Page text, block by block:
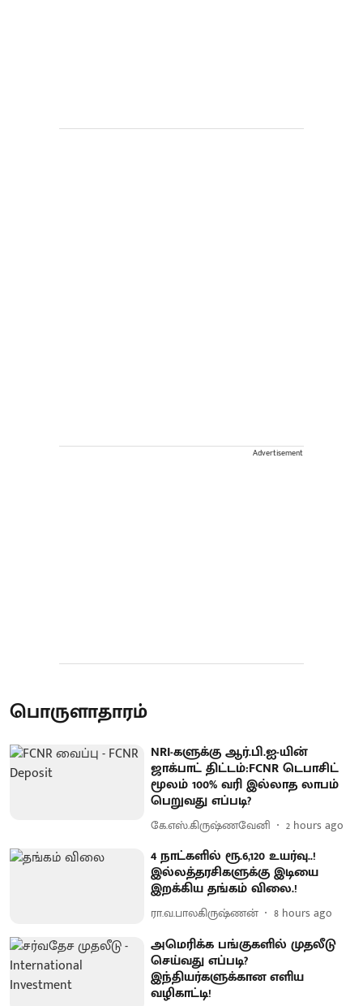
Advertisement
பொருளாதாரம்
NRI-களுக்கு ஆர்.பி.ஐ-யின்
ஜாக்பாட் திட்டம்:FCNR டெபாசிட்
மூலம் 100% வரி இல்லாத லாபம்
பெறுவது எப்படி?
கே.எஸ்.கிருஷ்ணவேனி 2 hours ago
4 நாட்களில் ரூ.6,120 உயர்வு..!
இல்லத்தரசிகளுக்கு இடியை
இறக்கிய தங்கம் விலை.!
ரா.வ.பாலகிருஷ்ணன் 8 hours ago
அமெரிக்க பங்குகளில் முதலீடு
செய்வது எப்படி?
இந்தியர்களுக்கான எளிய
வழிகாட்டி!